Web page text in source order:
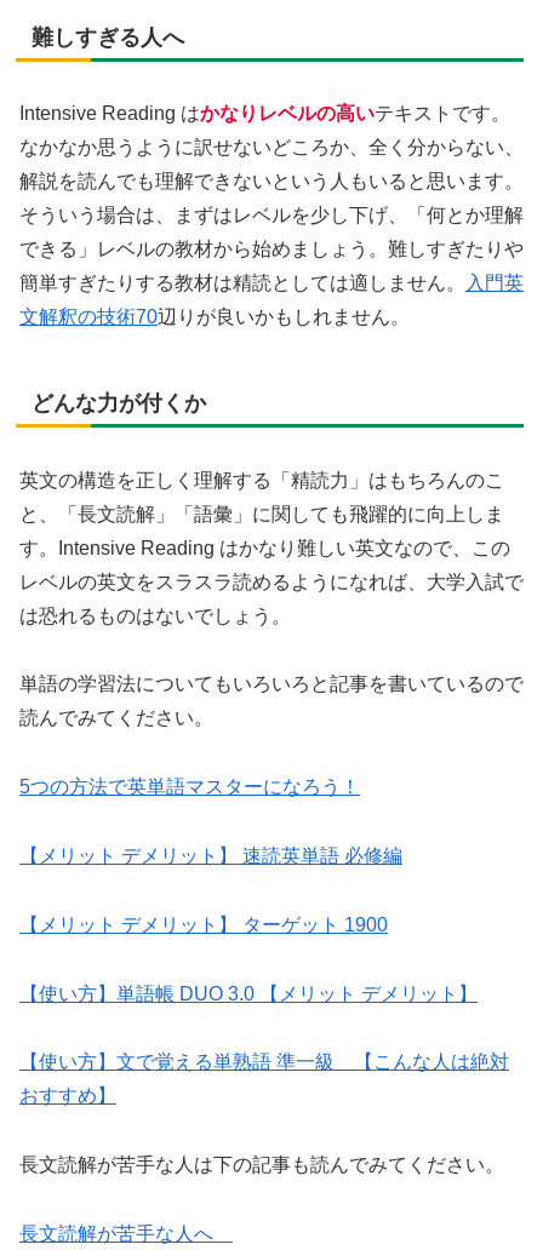
難しすぎる人へ
Intensive Reading はかなりレベルの高いテキストです。
なかなか思うように訳せないどころか、全く分からない、
解説を読んでも理解できないという人もいると思います。
そういう場合は、まずはレベルを少し下げ、「何とか理解
できる」レベルの教材から始めましょう。難しすぎたりや
簡単すぎたりする教材は精読としては適しません。
入門英
文解釈の技術70辺りが良いかもしれません。
どんな力が付くか
英文の構造を正しく理解する「精読力」はもちろんのこ
と、「長文読解」「語彙」に関しても飛躍的に向上しま
す。Intensive Reading はかなり難しい英文なので、この
レベルの英文をスラスラ読めるようになれば、大学入試で
は恐れるものはないでしょう。
単語の学習法についてもいろいろと記事を書いているので
読んでみてください。
5つの方法で英単語マスターになろう！
【メリット デメリット】 速読英単語 必修編
【メリット デメリット】 ターゲット 1900
【使い方】単語帳 DUO 3.0 【メリット デメリット】
【使い方】文で覚える単熟語 準一級 【こんな人は絶対
おすすめ】
長文読解が苦手な人は下の記事も読んでみてください。
長文読解が苦手な人へ